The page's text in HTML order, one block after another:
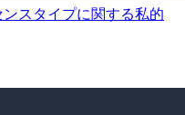
スタイプに関する私的